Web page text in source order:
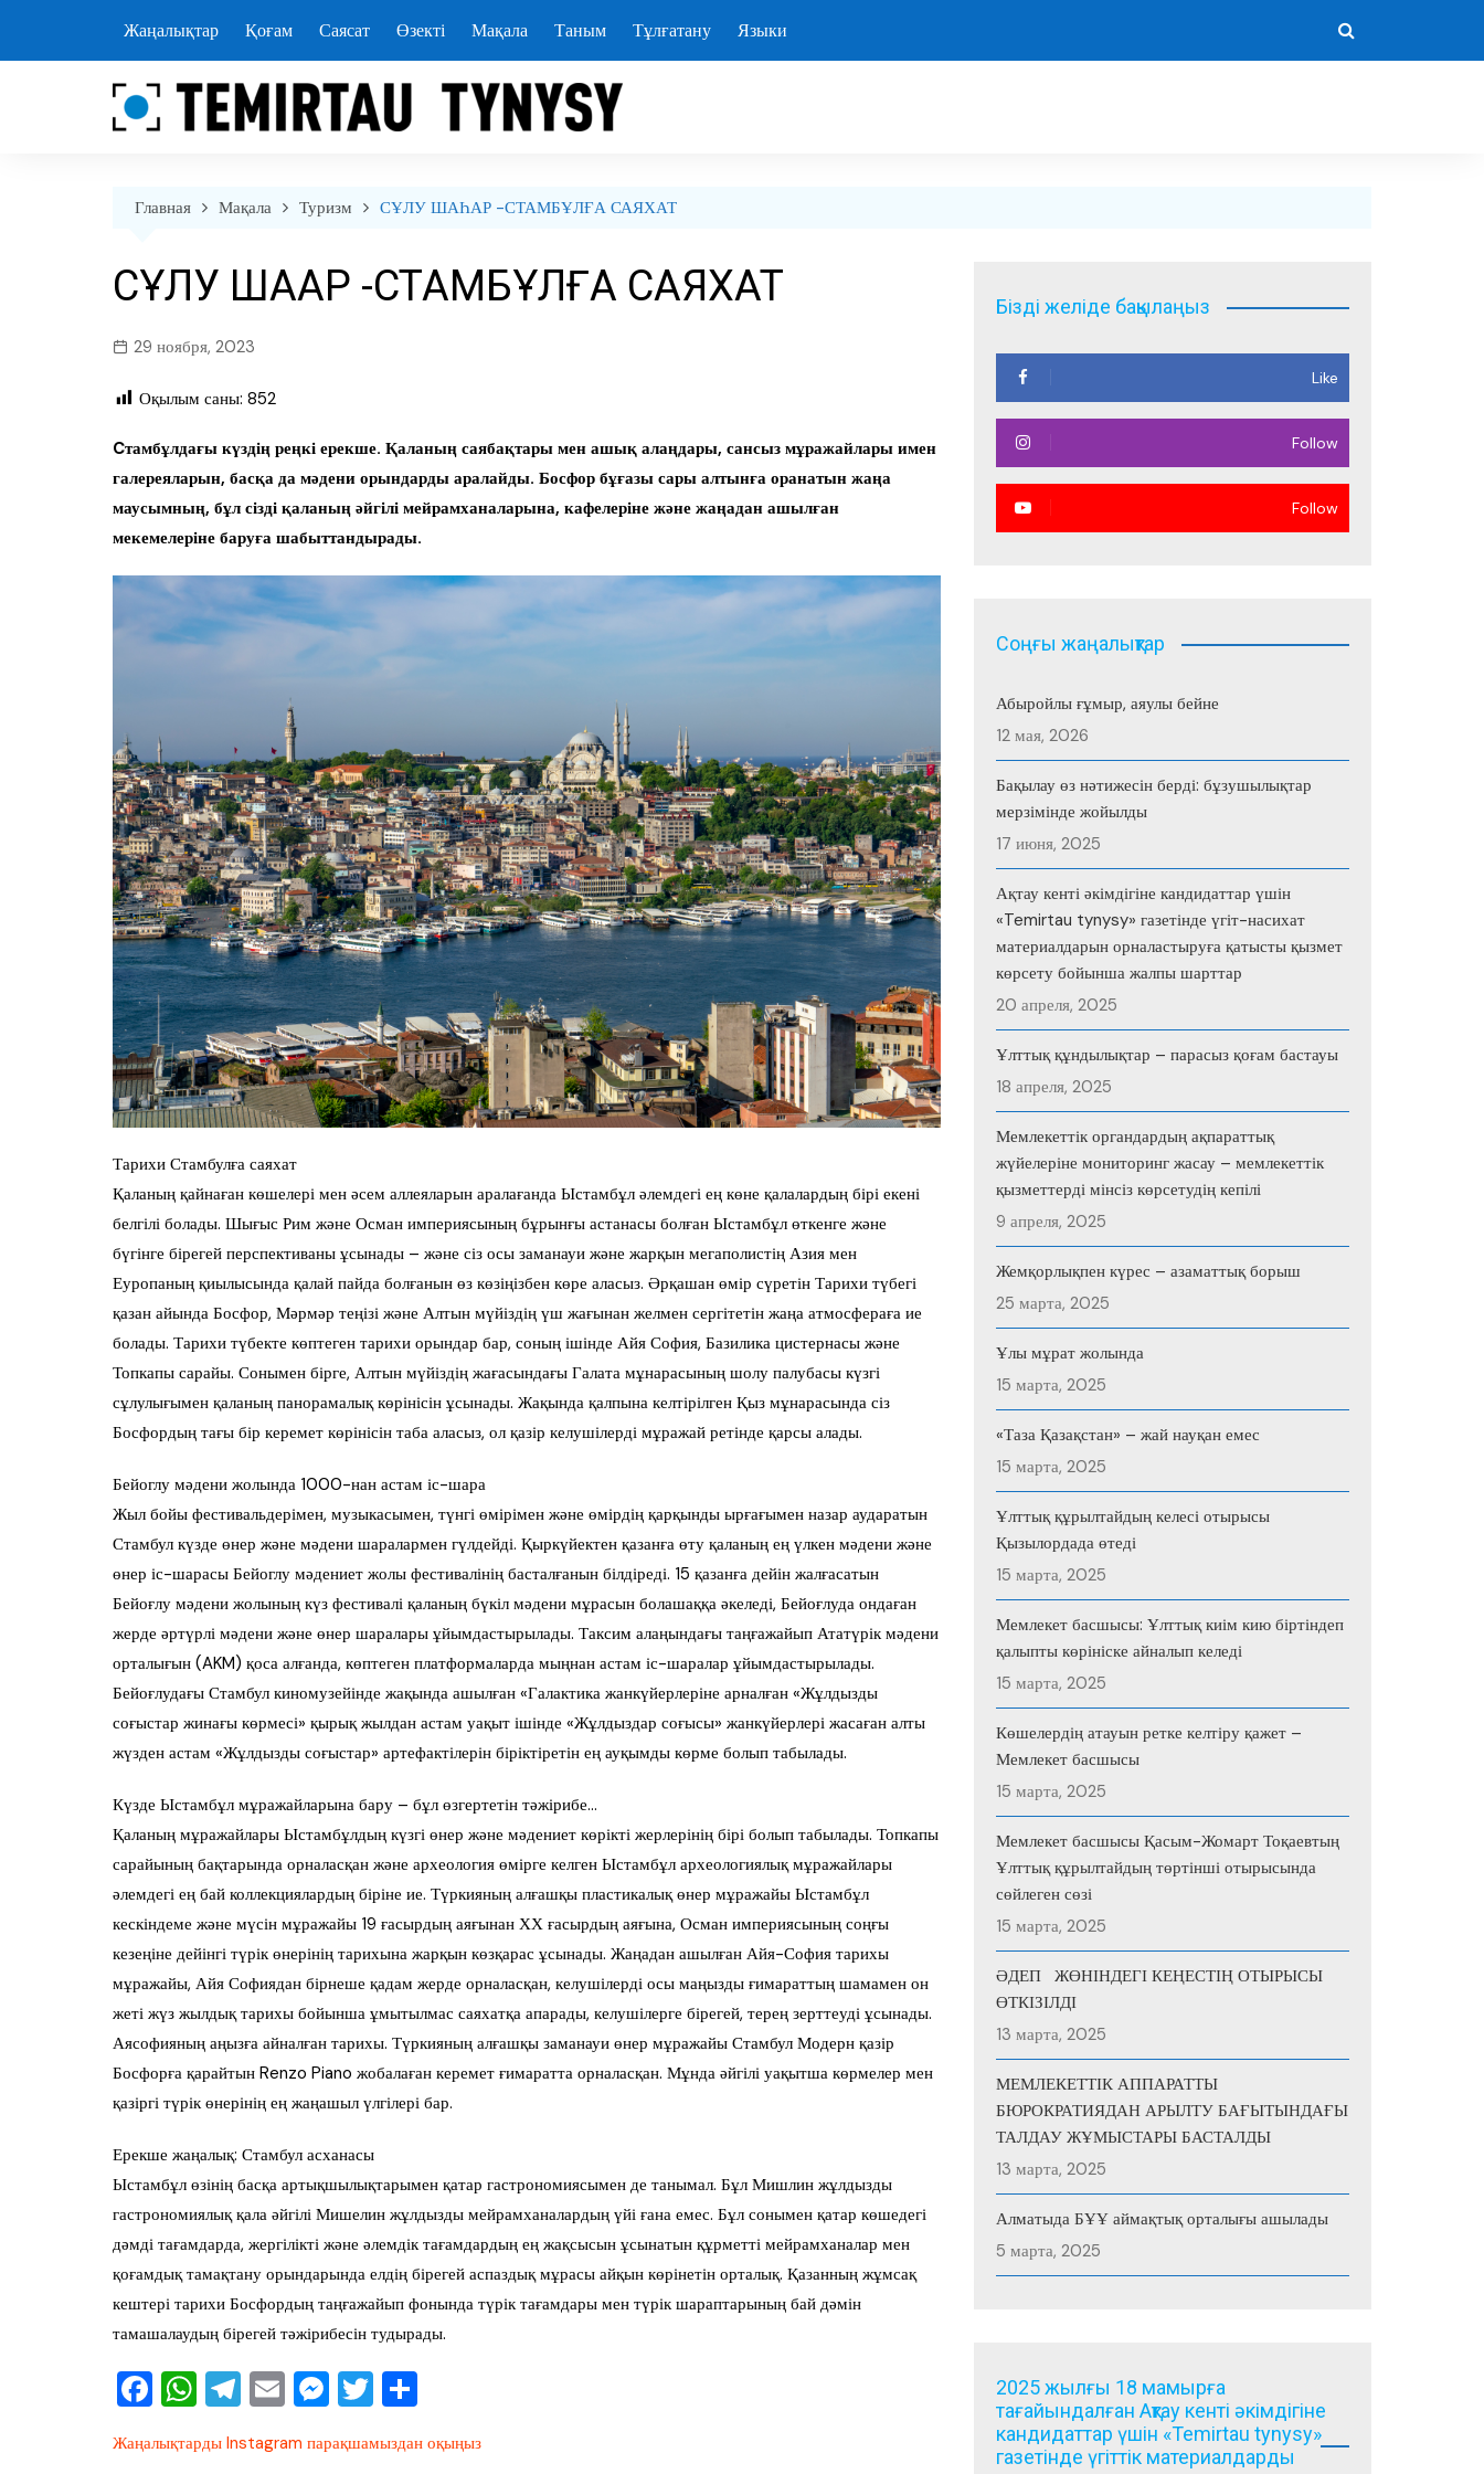
содержанию
Жаңалықтар Қоғам Саясат Өзекті Мақала Таным Тұлғатану Языки
Главная Мақала Туризм СҰЛУ ШАҺАР -СТАМБҰЛҒА САЯХАТ
СҰЛУ ШАҺАР -СТАМБҰЛҒА САЯХАТ
29 ноября, 2023
Оқылым саны: 852
Cтамбұлдағы күздің реңкі ерекше. Қаланың саябақтары мен ашық алаңдары, сансыз мұражайлары имен
галереяларын, басқа да мәдени орындарды аралайды. Босфор бұғазы сары алтынға оранатын жаңа
маусымның, бұл сізді қаланың әйгілі мейрамханаларына, кафелеріне және жаңадан ашылған
мекемелеріне баруға шабыттандырады.
Тарихи Стамбулға саяхат
Қаланың қайнаған көшелері мен әсем аллеяларын аралағанда Ыстамбұл әлемдегі ең көне қалалардың бірі екені
белгілі болады. Шығыс Рим және Осман империясының бұрынғы астанасы болған Ыстамбұл өткенге және
бүгінге бірегей перспективаны ұсынады – және сіз осы заманауи және жарқын мегаполистің Азия мен
Еуропаның қиылысында қалай пайда болғанын өз көзіңізбен көре аласыз. Әрқашан өмір сүретін Тарихи түбегі
қазан айында Босфор, Мәрмәр теңізі және Алтын мүйіздің үш жағынан желмен сергітетін жаңа атмосфераға ие
болады. Тарихи түбекте көптеген тарихи орындар бар, соның ішінде Айя София, Базилика цистернасы және
Топкапы сарайы. Сонымен бірге, Алтын мүйіздің жағасындағы Галата мұнарасының шолу палубасы күзгі
сұлулығымен қаланың панорамалық көрінісін ұсынады. Жақында қалпына келтірілген Қыз мұнарасында сіз
Босфордың тағы бір керемет көрінісін таба аласыз, ол қазір келушілерді мұражай ретінде қарсы алады.
Бейоглу мәдени жолында 1000-нан астам іс-шара
Жыл бойы фестивальдерімен, музыкасымен, түнгі өмірімен және өмірдің қарқынды ырғағымен назар аударатын
Стамбул күзде өнер және мәдени шаралармен гүлдейді. Қыркүйектен қазанға өту қаланың ең үлкен мәдени және
өнер іс-шарасы Бейоглу мәдениет жолы фестивалінің басталғанын білдіреді. 15 қазанға дейін жалғасатын
Бейоғлу мәдени жолының күз фестивалі қаланың бүкіл мәдени мұрасын болашаққа әкеледі, Бейоғлуда ондаған
жерде әртүрлі мәдени және өнер шаралары ұйымдастырылады. Таксим алаңындағы таңғажайып Ататүрік мәдени
орталығын (AKM) қоса алғанда, көптеген платформаларда мыңнан астам іс-шаралар ұйымдастырылады.
Бейоғлудағы Стамбул киномузейінде жақында ашылған «Галактика жанкүйерлеріне арналған «Жұлдызды
соғыстар жинағы көрмесі» қырық жылдан астам уақыт ішінде «Жұлдыздар соғысы» жанкүйерлері жасаған алты
жүзден астам «Жұлдызды соғыстар» артефактілерін біріктіретін ең ауқымды көрме болып табылады.
Күзде Ыстамбұл мұражайларына бару – бұл өзгертетін тәжірибе…
Қаланың мұражайлары Ыстамбұлдың күзгі өнер және мәдениет көрікті жерлерінің бірі болып табылады. Топкапы
сарайының бақтарында орналасқан және археология өмірге келген Ыстамбұл археологиялық мұражайлары
әлемдегі ең бай коллекциялардың біріне ие. Түркияның алғашқы пластикалық өнер мұражайы Ыстамбұл
кескіндеме және мүсін мұражайы 19 ғасырдың аяғынан ХХ ғасырдың аяғына, Осман империясының соңғы
кезеңіне дейінгі түрік өнерінің тарихына жарқын көзқарас ұсынады. Жаңадан ашылған Айя-София тарихы
мұражайы, Айя Софиядан бірнеше қадам жерде орналасқан, келушілерді осы маңызды ғимараттың шамамен он
жеті жүз жылдық тарихы бойынша ұмытылмас саяхатқа апарады, келушілерге бірегей, терең зерттеуді ұсынады.
Аясофияның аңызға айналған тарихы. Түркияның алғашқы заманауи өнер мұражайы Стамбул Модерн қазір
Босфорға қарайтын Renzo Piano жобалаған керемет ғимаратта орналасқан. Мұнда әйгілі уақытша көрмелер мен
қазіргі түрік өнерінің ең жаңашыл үлгілері бар.
Ерекше жаңалық: Стамбул асханасы
Ыстамбұл өзінің басқа артықшылықтарымен қатар гастрономиясымен де танымал. Бұл Мишлин жұлдызды
гастрономиялық қала әйгілі Мишелин жұлдызды мейрамханалардың үйі ғана емес. Бұл сонымен қатар көшедегі
дәмді тағамдарда, жергілікті және әлемдік тағамдардың ең жақсысын ұсынатын құрметті мейрамханалар мен
қоғамдық тамақтану орындарында елдің бірегей аспаздық мұрасы айқын көрінетін орталық. Қазанның жұмсақ
кештері тарихи Босфордың таңғажайып фонында түрік тағамдары мен түрік шараптарының бай дәмін
тамашалаудың бірегей тәжірибесін тудырады.
F
c
W
at
T
e
E
ai
M
ss
T
tt ра
Жаңалықтарды Instagram парақшамыздан оқыңыз
Бізді желіде бақылаңыз
Like
Follow
Follow
Соңғы жаңалықтар
Абыройлы ғұмыр, аяулы бейне
12 мая, 2026
Бақылау өз нәтижесін берді: бұзушылықтар
мерзімінде жойылды
17 июня, 2025
Ақтау кенті әкімдігіне кандидаттар үшін
«Temirtau tynysy» газетінде үгіт-насихат
материалдарын орналастыруға қатысты қызмет
көрсету бойынша жалпы шарттар
20 апреля, 2025
Ұлттық құндылықтар – парасыз қоғам бастауы
18 апреля, 2025
Мемлекеттік органдардың ақпараттық
жүйелеріне мониторинг жасау – мемлекеттік
қызметтерді мінсіз көрсетудің кепілі
9 апреля, 2025
Жемқорлықпен күрес – азаматтық борыш
25 марта, 2025
Ұлы мұрат жолында
15 марта, 2025
«Таза Қазақстан» – жай науқан емес
15 марта, 2025
Ұлттық құрылтайдың келесі отырысы
Қызылордада өтеді
15 марта, 2025
Мемлекет басшысы: Ұлттық киім кию біртіндеп
қалыпты көрініске айналып келеді
15 марта, 2025
Көшелердің атауын ретке келтіру қажет –
Мемлекет басшысы
15 марта, 2025
Мемлекет басшысы Қасым-Жомарт Тоқаевтың
Ұлттық құрылтайдың төртінші отырысында
сөйлеген сөзі
15 марта, 2025
ӘДЕП ЖӨНІНДЕГІ КЕҢЕСТІҢ ОТЫРЫСЫ
ӨТКІЗІЛДІ
13 марта, 2025
МЕМЛЕКЕТТІК АППАРАТТЫ
БЮРОКРАТИЯДАН АРЫЛТУ БАҒЫТЫНДАҒЫ
ТАЛДАУ ЖҰМЫСТАРЫ БАСТАЛДЫ
13 марта, 2025
Алматыда БҰҰ аймақтық орталығы ашылады
5 марта, 2025
2025 жылғы 18 мамырға
тағайындалған Ақтау кенті әкімдігіне
кандидаттар үшін «Temirtau tynysy»
газетінде үгіттік материалдарды